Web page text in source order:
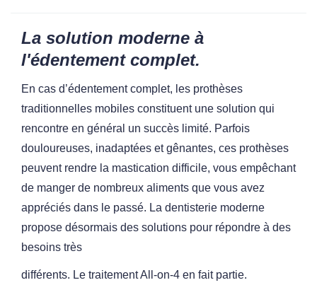
La solution moderne à
l'édentement complet.
En cas d’édentement complet, les prothèses
traditionnelles mobiles constituent une solution qui
rencontre en général un succès limité. Parfois
douloureuses, inadaptées et gênantes, ces prothèses
peuvent rendre la mastication difficile, vous empêchant
de manger de nombreux aliments que vous avez
appréciés dans le passé. La dentisterie moderne
propose désormais des solutions pour répondre à des
besoins très
différents. Le traitement All-on-4 en fait partie.